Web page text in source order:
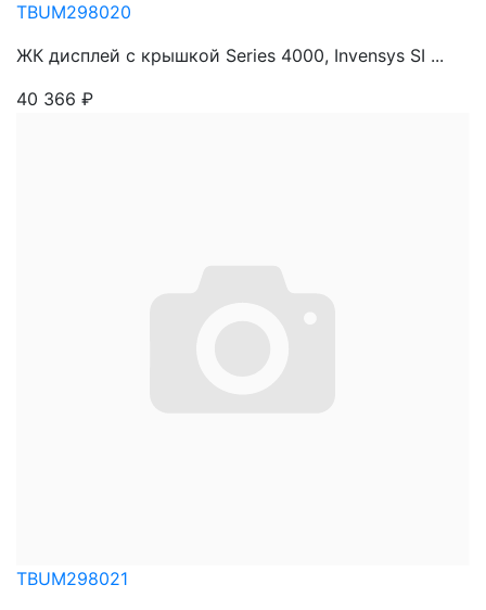
TBUM298020
ЖК дисплей с крышкой Series 4000, Invensys SI ...
40 366 ₽
TBUM298021